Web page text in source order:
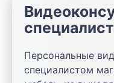
Персональные
специалистом